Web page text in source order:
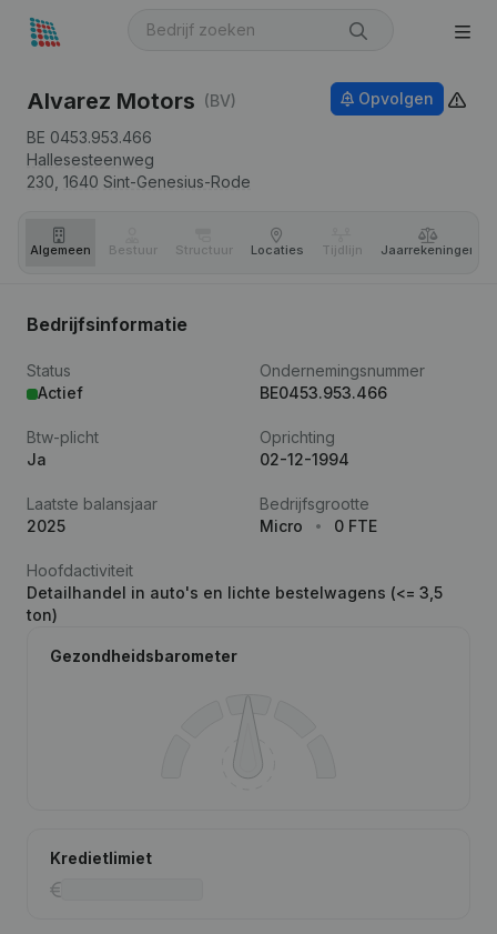
Alvarez Motors (BV)
BE 0453.953.466
Hallesesteenweg
230, 1640 Sint-Genesius-Rode
Opvolgen
Algemeen Bestuur Structuur Locaties Tijdlijn Jaar­rekeningen
Bedrijfsinformatie
Status
Actief
Ondernemingsnummer
BE0453.953.466
Btw-plicht
Ja
Oprichting
02-12-1994
Laatste balansjaar
2025
Bedrijfsgrootte
Micro
0 FTE
Hoofdactiviteit
Detailhandel in auto's en lichte bestelwagens (<= 3,5
ton)
Gezondheidsbarometer
Kredietlimiet